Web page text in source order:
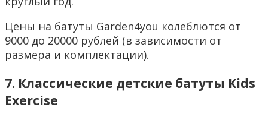
Цены на батуты Garden4you колеблются от
9000 до 20000 рублей (в зависимости от
размера и комплектации).
7. Классические детские батуты Kids
Exercise